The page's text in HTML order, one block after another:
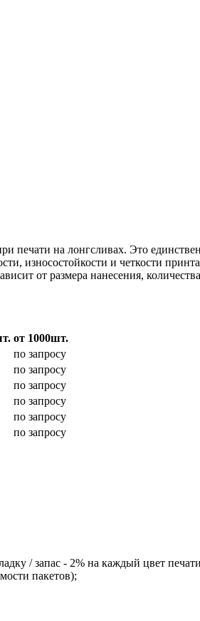
печати на лонгсливах. Это
износостойкости и четкости
от размера нанесения,
от 1000шт.
по запросу
по запросу
по запросу
по запросу
по запросу
по запросу
/ запас - 2% на каждый цвет
пакетов);